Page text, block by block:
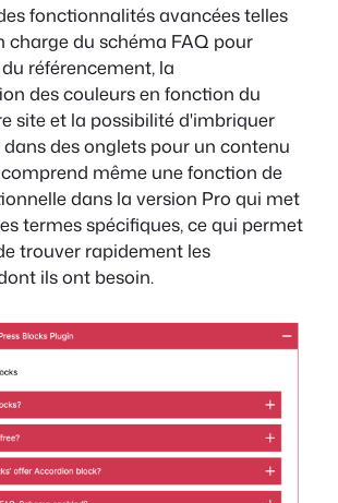
fonctionnalités avancées telles
charge du schéma FAQ pour
référencement, la
des couleurs en fonction du
site et la possibilité d'imbriquer
des onglets pour un contenu
même une fonction de
dans la version Pro qui met
termes spécifiques, ce qui permet
trouver rapidement les
ils ont besoin.